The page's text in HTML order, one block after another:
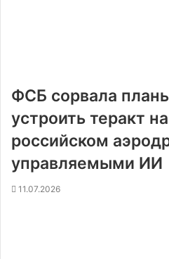
ФСБ сорвала
устроить теракт
российском
управляемыми ИИ
11.07.2026